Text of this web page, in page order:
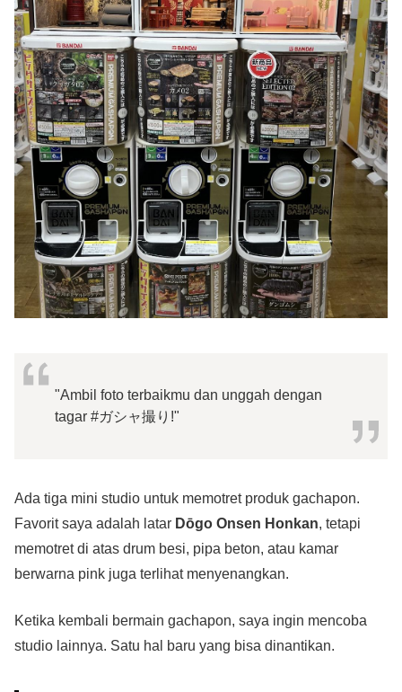
"Ambil foto terbaikmu dan unggah dengan
tagar #ガシャ撮り!"
Ada tiga mini studio untuk memotret produk gachapon.
Favorit saya adalah latar Dōgo Onsen Honkan, tetapi
memotret di atas drum besi, pipa beton, atau kamar
berwarna pink juga terlihat menyenangkan.
Ketika kembali bermain gachapon, saya ingin mencoba
studio lainnya. Satu hal baru yang bisa dinantikan.